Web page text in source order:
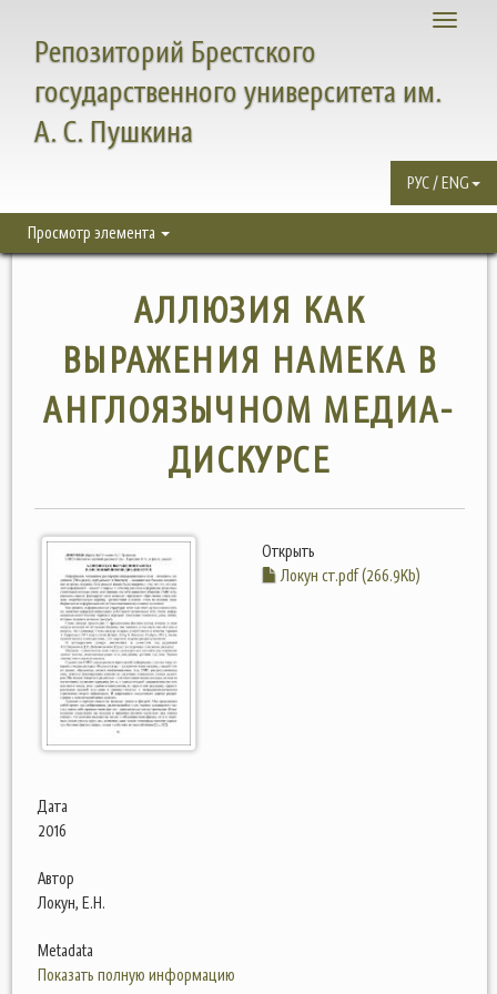
Toggle
Репозиторий Брестского
государственного университета им.
А. С. Пушкина
РУС / ENG
Просмотр элемента
АЛЛЮЗИЯ КАК
ВЫРАЖЕНИЯ НАМЕКА В
АНГЛОЯЗЫЧНОМ МЕДИА-
ДИСКУРСЕ
Открыть
Локун ст.pdf (266.9Kb)
Дата
2016
Автор
Локун, Е.Н.
Metadata
Показать полную информацию